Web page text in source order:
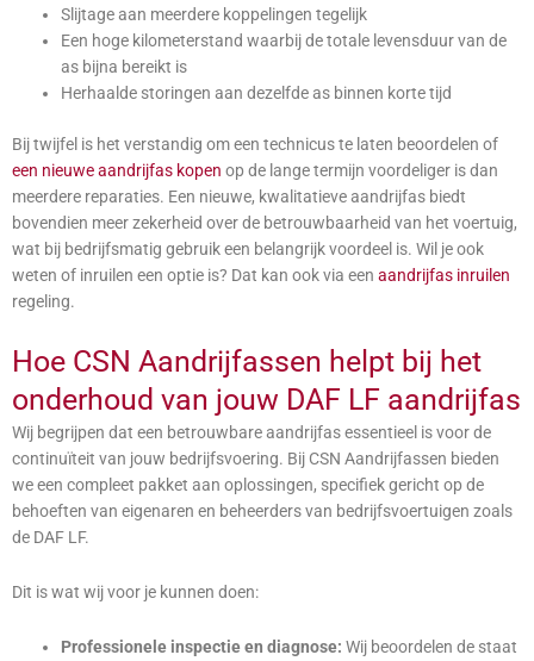
Slijtage aan meerdere koppelingen tegelijk
Een hoge kilometerstand waarbij de totale levensduur van de
as bijna bereikt is
Herhaalde storingen aan dezelfde as binnen korte tijd
Bij twijfel is het verstandig om een technicus te laten beoordelen of
een nieuwe aandrijfas kopen op de lange termijn voordeliger is dan
meerdere reparaties. Een nieuwe, kwalitatieve aandrijfas biedt
bovendien meer zekerheid over de betrouwbaarheid van het voertuig,
wat bij bedrijfsmatig gebruik een belangrijk voordeel is. Wil je ook
weten of inruilen een optie is? Dat kan ook via een aandrijfas inruilen
regeling.
Hoe CSN Aandrijfassen helpt bij het
onderhoud van jouw DAF LF aandrijfas
Wij begrijpen dat een betrouwbare aandrijfas essentieel is voor de
continuïteit van jouw bedrijfsvoering. Bij CSN Aandrijfassen bieden
we een compleet pakket aan oplossingen, specifiek gericht op de
behoeften van eigenaren en beheerders van bedrijfsvoertuigen zoals
de DAF LF.
Dit is wat wij voor je kunnen doen:
Professionele inspectie en diagnose: Wij beoordelen de staat